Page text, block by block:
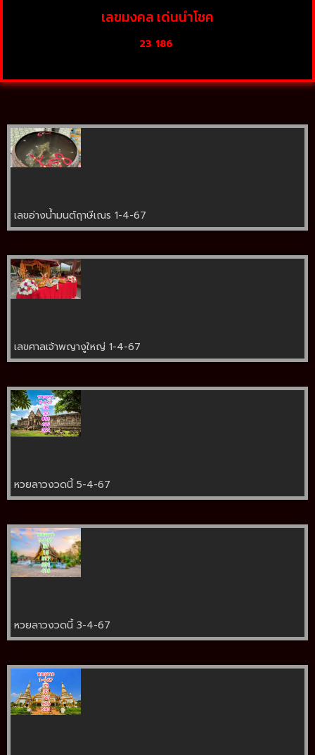
เลขมงคล เด่นนำโชค
23 186
เลขอ่างน้ำมนต์ฤาษีเณร 1-4-67
เลขศาลเจ้าพญางูใหญ่ 1-4-67
หวยลาวงวดนี้ 5-4-67
หวยลาวงวดนี้ 3-4-67